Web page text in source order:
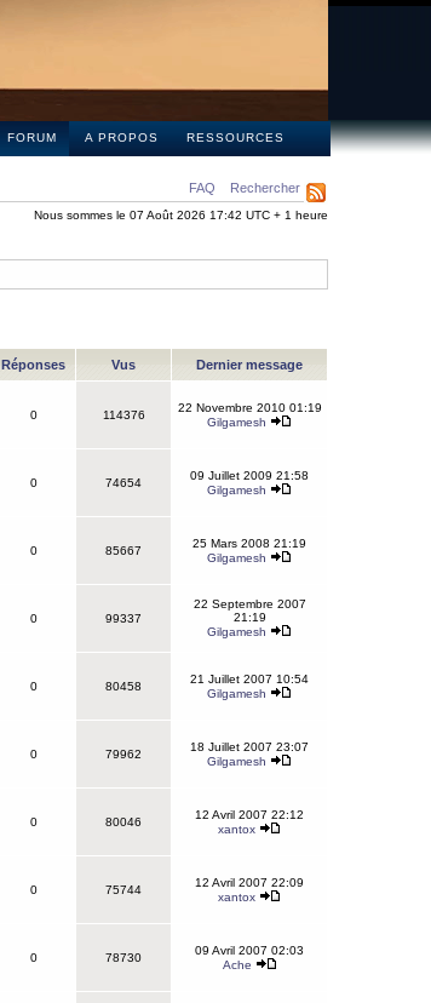
FORUM A PROPOS RESSOURCES
FAQ Rechercher
Nous sommes le 07 Août 2026 17:42 UTC + 1 heure
Réponses Vus Dernier message
0 114376
22 Novembre 2010 01:19
Gilgamesh
0 74654
09 Juillet 2009 21:58
Gilgamesh
0 85667
25 Mars 2008 21:19
Gilgamesh
0 99337
22 Septembre 2007
21:19
Gilgamesh
0 80458
21 Juillet 2007 10:54
Gilgamesh
0 79962
18 Juillet 2007 23:07
Gilgamesh
0 80046
12 Avril 2007 22:12
xantox
0 75744
12 Avril 2007 22:09
xantox
0 78730
09 Avril 2007 02:03
Ache